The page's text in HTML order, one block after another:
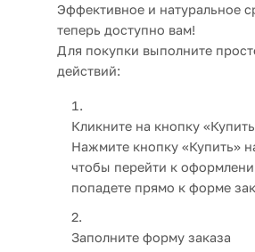
Эффективное и натуральное
теперь доступно вам!
Для покупки выполните
действий:
Кликните на кнопку
Нажмите кнопку «Купить»
чтобы перейти к
попадете прямо к форме
Заполните форму заказа